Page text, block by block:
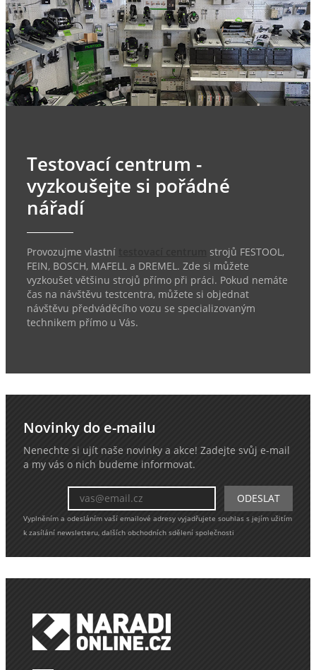
Testovací centrum -
vyzkoušejte si pořádné
nářadí
Provozujme vlastní
strojů FESTOOL,
FEIN, BOSCH, MAFELL a DREMEL. Zde si můžete
vyzkoušet většinu strojů přímo při práci. Pokud nemáte
čas na návštěvu testcentra, můžete si objednat
návštěvu předváděcího vozu se specializovaným
technikem přímo u Vás.
Novinky do e-mailu
Nenechte si ujít naše novinky a akce! Zadejte svůj e-mail
a my vás o nich budeme informovat.
Vyplněním a odesláním vaší emailové adresy vyjadřujete souhlas s jejím užitím
k zasílání newsletteru, dalších obchodních sdělení společnosti